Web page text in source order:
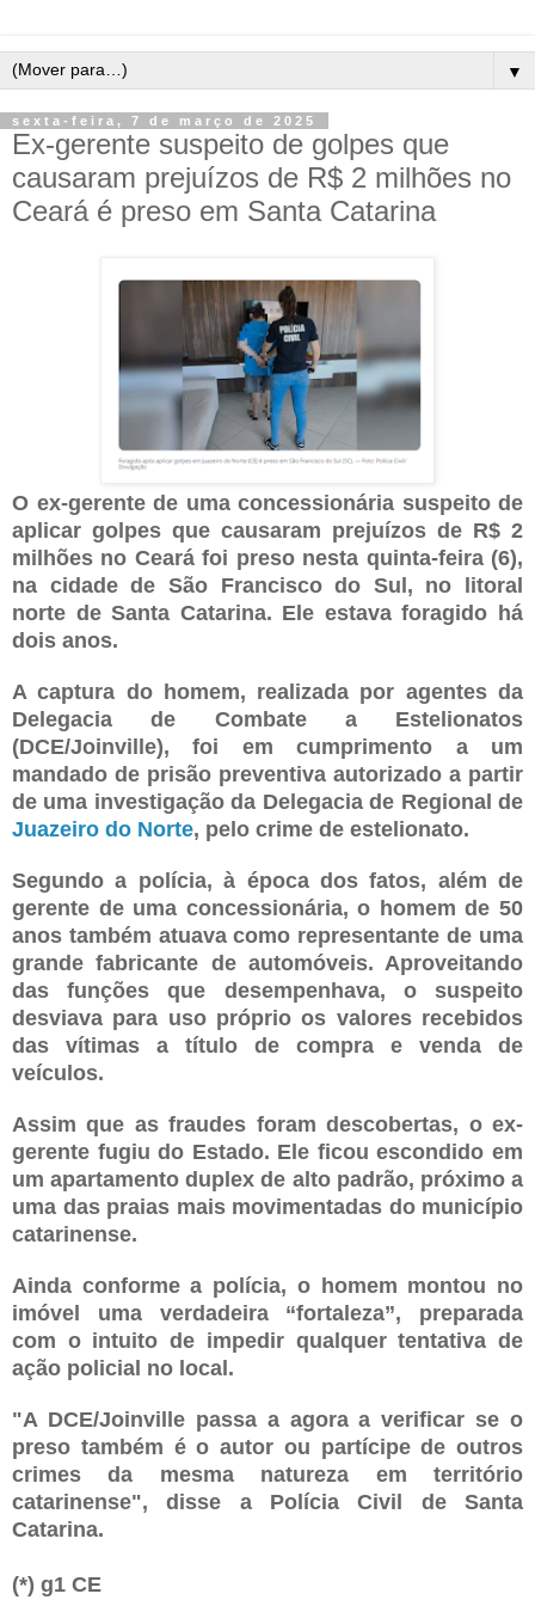
▼
sexta-feira, 7 de março de 2025
Ex-gerente suspeito de golpes que
causaram prejuízos de R$ 2 milhões no
Ceará é preso em Santa Catarina
O ex-gerente de uma concessionária suspeito de
aplicar golpes que causaram prejuízos de R$ 2
milhões no Ceará foi preso nesta quinta-feira (6),
na cidade de São Francisco do Sul, no litoral
norte de Santa Catarina. Ele estava foragido há
dois anos.
A captura do homem, realizada por agentes da
Delegacia de Combate a Estelionatos
(DCE/Joinville), foi em cumprimento a um
mandado de prisão preventiva autorizado a partir
de uma investigação da Delegacia de Regional de
Juazeiro do Norte, pelo crime de estelionato.
Segundo a polícia, à época dos fatos, além de
gerente de uma concessionária, o homem de 50
anos também atuava como representante de uma
grande fabricante de automóveis. Aproveitando
das funções que desempenhava, o suspeito
desviava para uso próprio os valores recebidos
das vítimas a título de compra e venda de
veículos.
Assim que as fraudes foram descobertas, o ex-
gerente fugiu do Estado. Ele ficou escondido em
um apartamento duplex de alto padrão, próximo a
uma das praias mais movimentadas do município
catarinense.
Ainda conforme a polícia, o homem montou no
imóvel uma verdadeira “fortaleza”, preparada
com o intuito de impedir qualquer tentativa de
ação policial no local.
"A DCE/Joinville passa a agora a verificar se o
preso também é o autor ou partícipe de outros
crimes da mesma natureza em território
catarinense", disse a Polícia Civil de Santa
Catarina.
(*) g1 CE